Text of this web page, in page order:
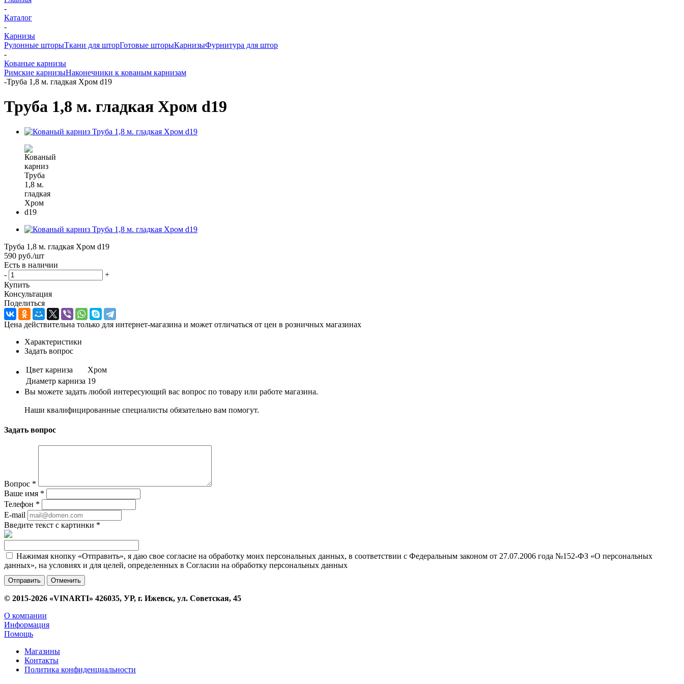
-
Каталог
-
Карнизы
Рулонные шторыТкани для шторГотовые шторыКарнизыФурнитура для штор
-
Кованые карнизы
Римские карнизыНаконечники к кованым карнизам
-Труба 1,8 м. гладкая Хром d19
Труба 1,8 м. гладкая Хром d19
Труба 1,8 м. гладкая Хром d19
590 руб./шт
Есть в наличии
-
+
Купить
Консультация
Поделиться
Цена действительна только для интернет-магазина и может отличаться от цен в розничных магазинах
Характеристики
Задать вопрос
Цвет карниза
Хром
Диаметр карниза 19
Вы можете задать любой интересующий вас вопрос по товару или работе магазина.
Наши квалифицированные специалисты обязательно вам помогут.
Задать вопрос
Вопрос *
Ваше имя *
Телефон *
E-mail
Введите текст с картинки *
Нажимая кнопку «Отправить», я даю свое согласие на обработку моих персональных данных, в соответствии с Федеральным законом от 27.07.2006 года №152-ФЗ «О персональных
данных», на условиях и для целей, определенных в Согласии на обработку персональных данных
Отменить
© 2015-2026 «VINARTI» 426035, УР, г. Ижевск, ул. Советская, 45
О компании
Информация
Помощь
Магазины
Контакты
Политика конфиденциальности